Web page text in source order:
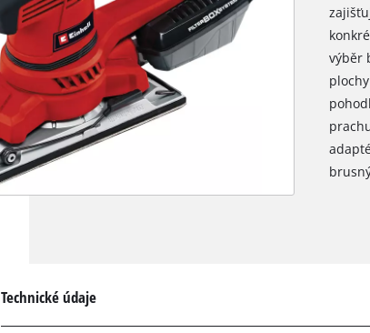
výběr
Technické údaje